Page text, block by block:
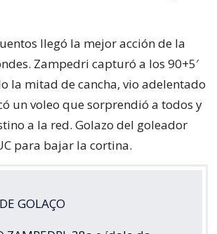
llegó la mejor acción de la
Zampedri capturó a los 90+5′
la mitad de cancha, vio adelentado
un voleo que sorprendió a todos y
a la red. Golazo del goleador
para bajar la cortina.
GOLAÇO